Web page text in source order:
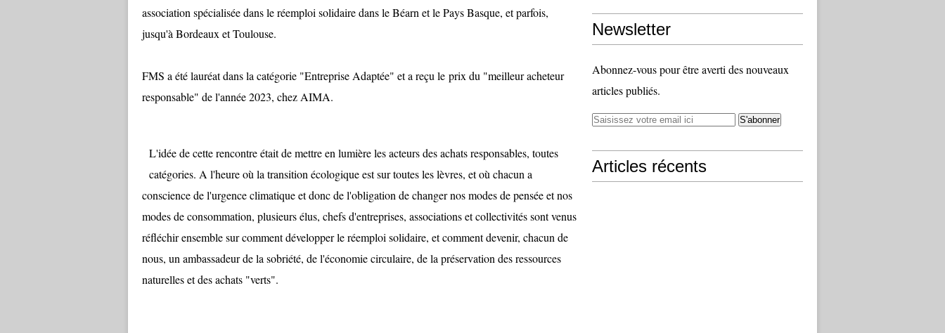
association spécialisée dans le réemploi solidaire dans le Béarn et le Pays Basque, et parfois,
jusqu'à Bordeaux et Toulouse.
FMS a été lauréat dans la catégorie "Entreprise Adaptée" et a reçu le prix du "meilleur acheteur
responsable" de l'année 2023, chez AIMA.
L'idée de cette rencontre était de mettre en lumière les acteurs des achats responsables, toutes
catégories. A l'heure où la transition écologique est sur toutes les lèvres, et où chacun a
conscience de l'urgence climatique et donc de l'obligation de changer nos modes de pensée et nos
modes de consommation, plusieurs élus, chefs d'entreprises, associations et collectivités sont venus
réfléchir ensemble sur comment développer le réemploi solidaire, et comment devenir, chacun de
nous, un ambassadeur de la sobriété, de l'économie circulaire, de la préservation des ressources
naturelles et des achats "verts".
Newsletter
Abonnez-vous pour être averti des nouveaux
articles publiés.
Articles récents